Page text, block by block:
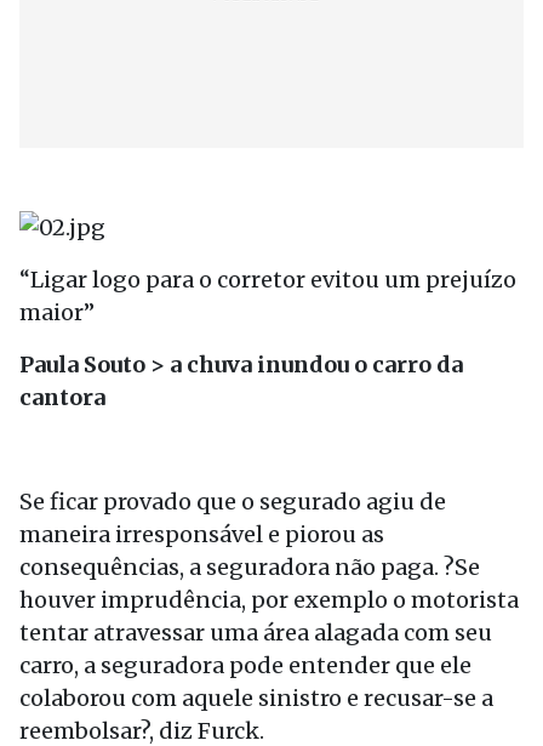
“Ligar logo para o corretor evitou um prejuízo
maior”
Paula Souto > a chuva inundou o carro da
cantora
Se ficar provado que o segurado agiu de
maneira irresponsável e piorou as
consequências, a seguradora não paga. ?Se
houver imprudência, por exemplo o motorista
tentar atravessar uma área alagada com seu
carro, a seguradora pode entender que ele
colaborou com aquele sinistro e recusar-se a
reembolsar?, diz Furck.